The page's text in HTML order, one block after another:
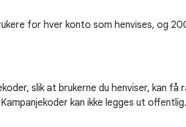
for hver konto som henvises, og
slik at brukerne du henviser, kan
kan ikke legges ut